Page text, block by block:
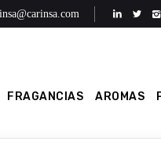
FRAGANCIAS AROMAS